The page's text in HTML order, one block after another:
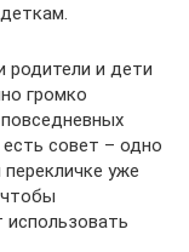
родители и дети
громко
совет – одно
уже
использовать